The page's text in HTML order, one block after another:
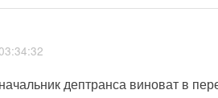
дептранса виноват в